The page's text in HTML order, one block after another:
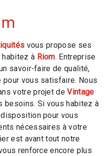
vous propose ses
à Riom. Entreprise
savoir-faire de qualité,
vous satisfaire. Nous
votre projet deVintage
besoins. Si vous habitez à
pour vous
nécessaires à votre
est avant tout notre
renforce encore plus